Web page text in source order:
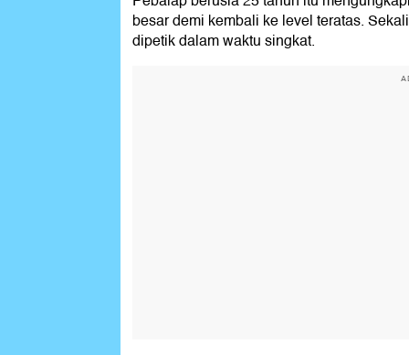
besar demi kembali ke level teratas.
dipetik dalam waktu singkat.